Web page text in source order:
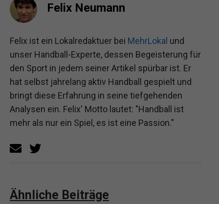
Felix Neumann
Felix ist ein Lokalredaktuer bei MehrLokal und
unser Handball-Experte, dessen Begeisterung für
den Sport in jedem seiner Artikel spürbar ist. Er
hat selbst jahrelang aktiv Handball gespielt und
bringt diese Erfahrung in seine tiefgehenden
Analysen ein. Felix' Motto lautet: "Handball ist
mehr als nur ein Spiel, es ist eine Passion."
Ähnliche Beiträge